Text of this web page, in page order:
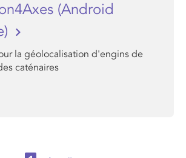
(Android
la géolocalisation d'engins de
caténaires